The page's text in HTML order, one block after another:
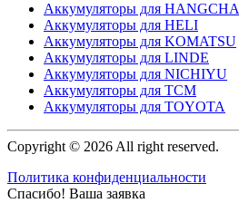
Аккумуляторы для HANGCHA
Аккумуляторы для HELI
Аккумуляторы для KOMATSU
Аккумуляторы для LINDE
Аккумуляторы для NICHIYU
Аккумуляторы для TCM
Аккумуляторы для TOYOTA
Copyright © 2026 All right reserved.
Политика конфиденциальности
Спасибо! Ваша заявка